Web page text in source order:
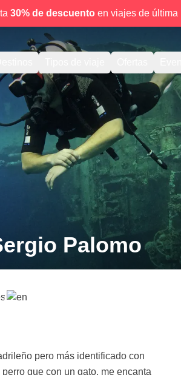
30% de descuentoen viajes de última
Palomo
pero más identificado con
perro que con un gato, me encanta
lo que haga falta y un poco
me encanta reir hasta que